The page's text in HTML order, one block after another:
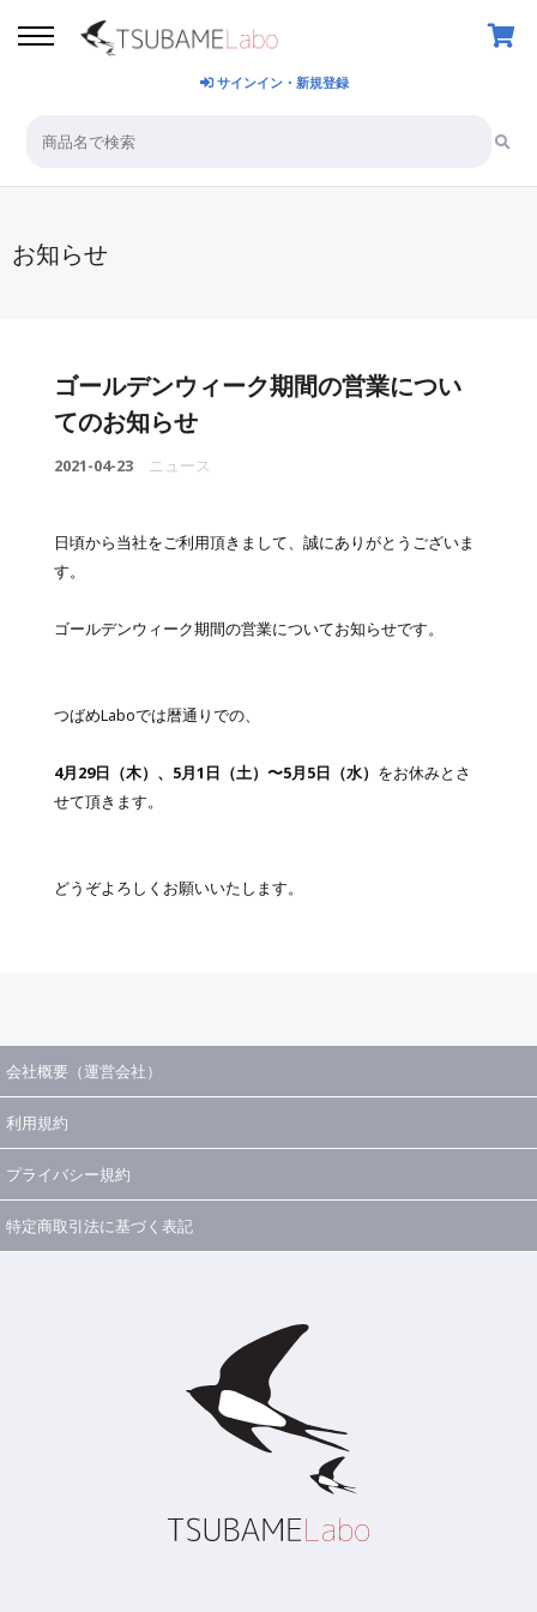
サインイン・新規登録
お知らせ
ゴールデンウィーク期間の営業につい
てのお知らせ
2021-04-23 ニュース
日頃から当社をご利用頂きまして、誠にありがとうございま
す。
ゴールデンウィーク期間の営業についてお知らせです。
つばめLaboでは暦通りでの、
4月29日（木）、5月1日（土）〜5月5日（水） をお休みとさ
せて頂きます。
どうぞよろしくお願いいたします。
会社概要（運営会社）
利用規約
プライバシー規約
特定商取引法に基づく表記